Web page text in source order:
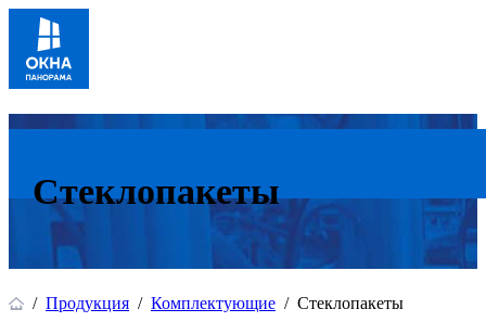
Стеклопакеты
/ Продукция / Комплектующие / Стеклопакеты